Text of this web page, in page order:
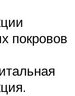
покровов